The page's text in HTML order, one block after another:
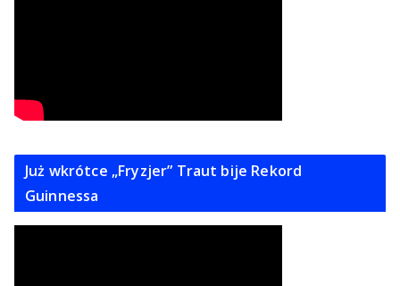
Już wkrótce „Fryzjer” Traut bije Rekord
Guinnessa